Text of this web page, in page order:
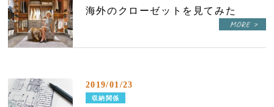
海外のクローゼットを見てみた
2019/01/23
収納関係